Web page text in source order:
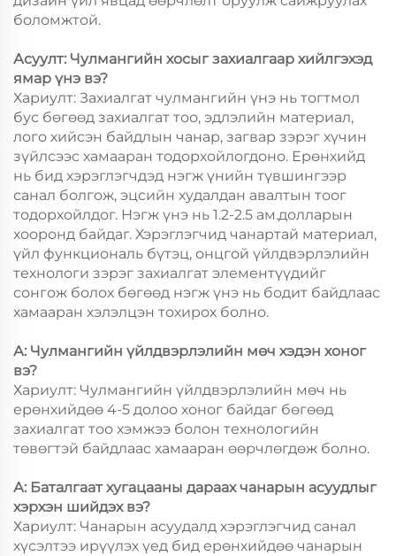
боломжтой.
Асуулт: Чулмангийн хосыг захиалгаар хийлгэхэд
ямар үнэ вэ?
Хариулт: Захиалгат чулмангийн үнэ нь тогтмол
бус бөгөөд захиалгат тоо, эдлэлийн материал,
лого хийсэн байдлын чанар, загвар зэрэг хүчин
зүйлсээс хамааран тодорхойлогдоно. Ерөнхийд
нь бид хэрэглэгчдэд нэгж үнийн түвшингээр
санал болгож, эцсийн худалдан авалтын тоог
тодорхойлдог. Нэгж үнэ нь 1.2-2.5 ам.долларын
хооронд байдаг. Хэрэглэгчид чанартай материал,
үйл функциональ бүтэц, онцгой үйлдвэрлэлийн
технологи зэрэг захиалгат элементүүдийг
сонгож болох бөгөөд нэгж үнэ нь бодит байдлаас
хамааран хэлэлцэн тохирох болно.
А: Чулмангийн үйлдвэрлэлийн мөч хэдэн хоног
вэ?
Хариулт: Чулмангийн үйлдвэрлэлийн мөч нь
ерөнхийдөө 4-5 долоо хоног байдаг бөгөөд
захиалгат тоо хэмжээ болон технологийн
төвөгтэй байдлаас хамааран өөрчлөгдөж болно.
А: Баталгаат хугацааны дараах чанарын асуудлыг
хэрхэн шийдэх вэ?
Хариулт: Чанарын асуудалд хэрэглэгчид санал
хүсэлтээ ирүүлэх үед бид ерөнхийдөө чанарын